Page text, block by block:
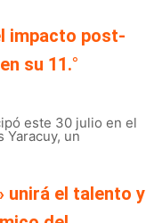
impacto post-
su 11.°
este 30 julio en el
Yaracuy, un
unirá el talento y